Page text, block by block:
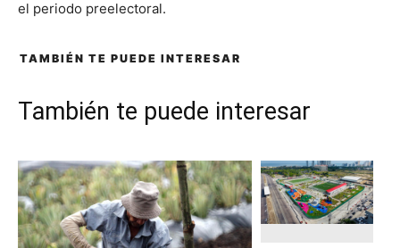
el periodo preelectoral.
TAMBIÉN TE PUEDE INTERESAR
También te puede interesar